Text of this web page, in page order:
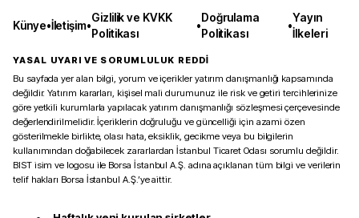
Künye•İletişim•
Gizlilik ve KVKK
Politikası
•
Doğrulama
Politikası
•
Yayın
İlkeleri
YASAL UYARI VE SORUMLULUK REDDİ
Bu sayfada yer alan bilgi, yorum ve içerikler yatırım danışmanlığı kapsamında
değildir. Yatırım kararları, kişisel mali durumunuz ile risk ve getiri tercihlerinize
göre yetkili kurumlarla yapılacak yatırım danışmanlığı sözleşmesi çerçevesinde
değerlendirilmelidir. İçeriklerin doğruluğu ve güncelliği için azami özen
gösterilmekle birlikte, olası hata, eksiklik, gecikme veya bu bilgilerin
kullanımından doğabilecek zararlardan İstanbul Ticaret Odası sorumlu değildir.
BIST isim ve logosu ile Borsa İstanbul A.Ş. adına açıklanan tüm bilgi ve verilerin
telif hakları Borsa İstanbul A.Ş.’ye aittir.